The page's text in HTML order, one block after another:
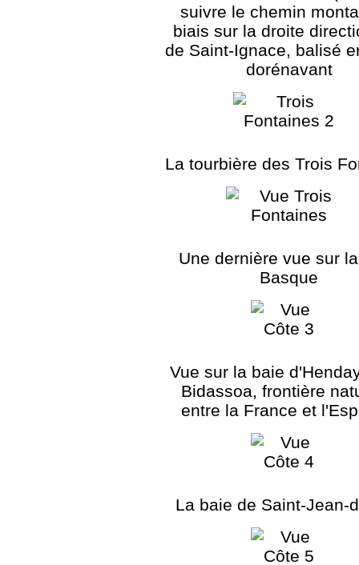
suivre le chemin
biais sur la droite
de Saint-Ignace, balisé
dorénavant
La tourbière des Trois
Une dernière vue sur
Basque
Vue sur la baie
Bidassoa, frontière
entre la France et
La baie de Saint-Jean-